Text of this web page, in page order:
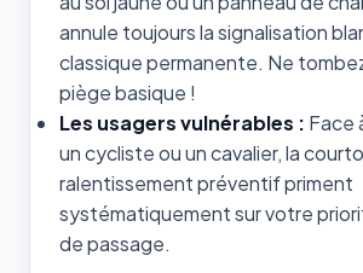
annule toujours la signalisation
classique permanente. Ne
piège basique !
Les usagers vulnérables : Face
un cycliste ou un cavalier, la
ralentissement préventif priment
systématiquement sur votre
de passage.